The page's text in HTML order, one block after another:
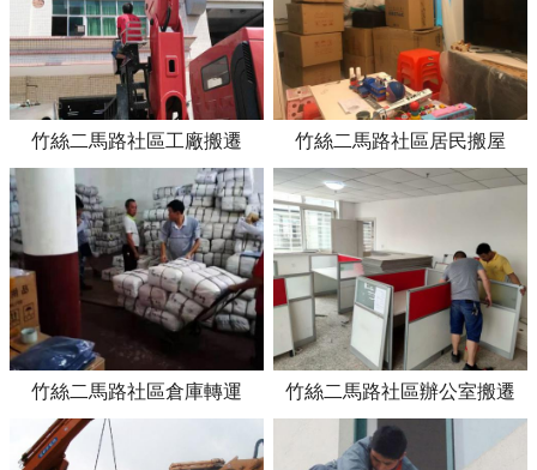
竹絲二馬路社區工廠搬遷 竹絲二馬路社區居民搬屋
竹絲二馬路社區倉庫轉運 竹絲二馬路社區辦公室搬遷